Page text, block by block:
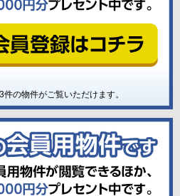
件の物件がご覧いただけます。